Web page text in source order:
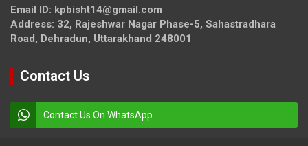
Email ID: kpbisht14@gmail.com
Address: 32, Rajeshwar Nagar Phase-5, Sahastradhara
Road, Dehradun, Uttarakhand 248001
Contact Us
Contact Us On WhatsApp